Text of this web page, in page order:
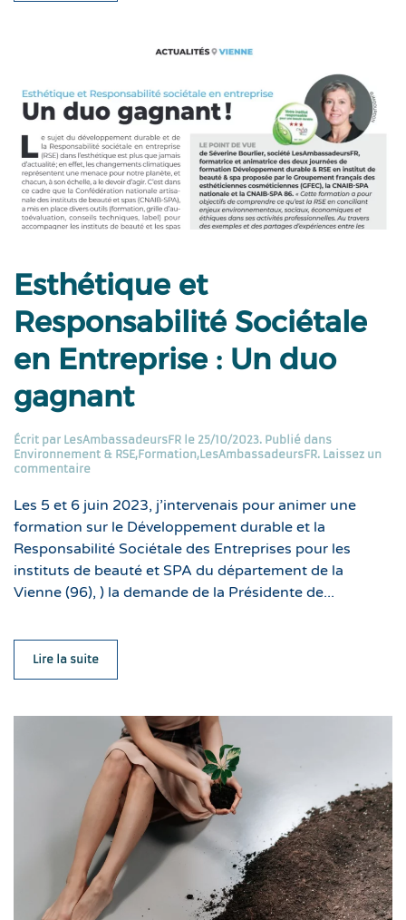
Esthétique et
Responsabilité Sociétale
en Entreprise : Un duo
gagnant
Écrit par LesAmbassadeursFR le 25/10/2023. Publié dans
Environnement & RSE,Formation,LesAmbassadeursFR. Laissez un
commentaire
Les 5 et 6 juin 2023, j’intervenais pour animer une
formation sur le Développement durable et la
Responsabilité Sociétale des Entreprises pour les
instituts de beauté et SPA du département de la
Vienne (96), ) la demande de la Présidente de...
Lire la suite